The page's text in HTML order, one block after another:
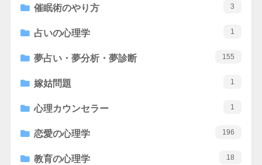
催眠術のやり方 3
占いの心理学 1
夢占い・夢分析・夢診断 155
嫁姑問題 1
心理カウンセラー 1
恋愛の心理学 196
教育の心理学 18